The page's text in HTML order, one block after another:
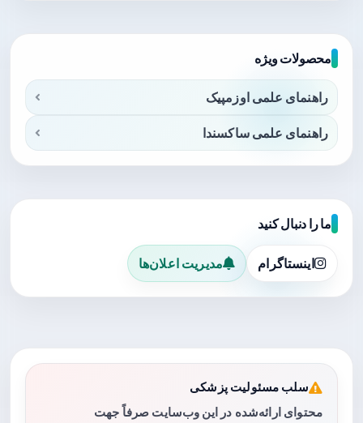
محصولات ویژه
راهنمای علمی اوزمپیک
راهنمای علمی ساکسندا
ما را دنبال کنید
اینستاگرام مدیریت اعلان‌ها
سلب مسئولیت پزشکی
محتوای ارائه‌شده در این وب‌سایت صرفاً جهت